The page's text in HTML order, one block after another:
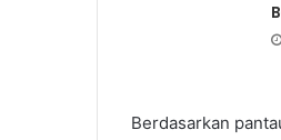
Berdasarkan